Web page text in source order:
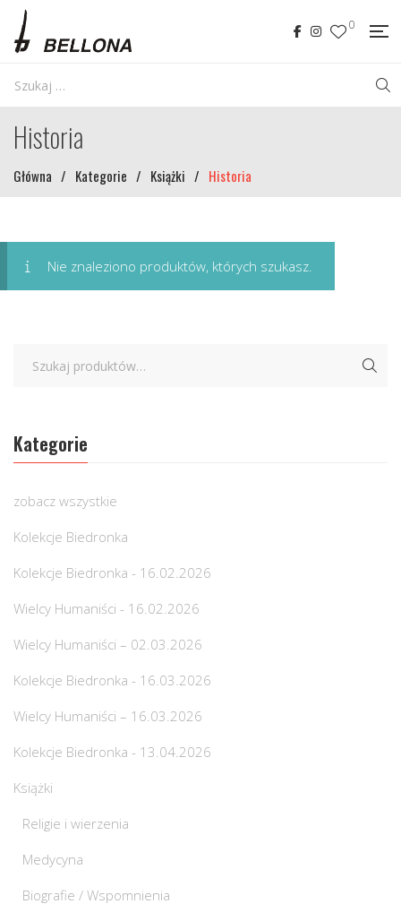
0
Historia
Główna / Kategorie / Książki / Historia
Nie znaleziono produktów, których szukasz.
Kategorie
zobacz wszystkie
Kolekcje Biedronka
Kolekcje Biedronka - 16.02.2026
Wielcy Humaniści - 16.02.2026
Wielcy Humaniści – 02.03.2026
Kolekcje Biedronka - 16.03.2026
Wielcy Humaniści – 16.03.2026
Kolekcje Biedronka - 13.04.2026
Książki
Religie i wierzenia
Medycyna
Biografie / Wspomnienia